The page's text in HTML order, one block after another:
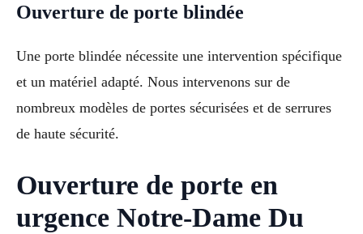
Ouverture de porte blindée
Une porte blindée nécessite une intervention spécifique
et un matériel adapté. Nous intervenons sur de
nombreux modèles de portes sécurisées et de serrures
de haute sécurité.
Ouverture de porte en
urgence Notre-Dame Du